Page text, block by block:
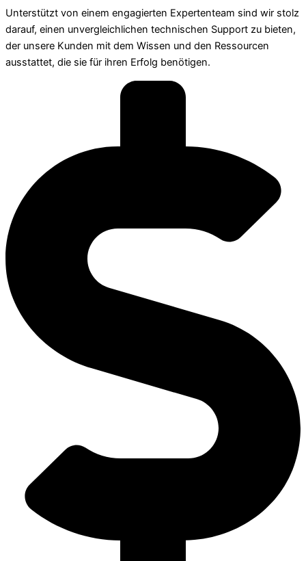
Unterstützt von einem engagierten Expertenteam sind wir stolz
darauf, einen unvergleichlichen technischen Support zu bieten,
der unsere Kunden mit dem Wissen und den Ressourcen
ausstattet, die sie für ihren Erfolg benötigen.